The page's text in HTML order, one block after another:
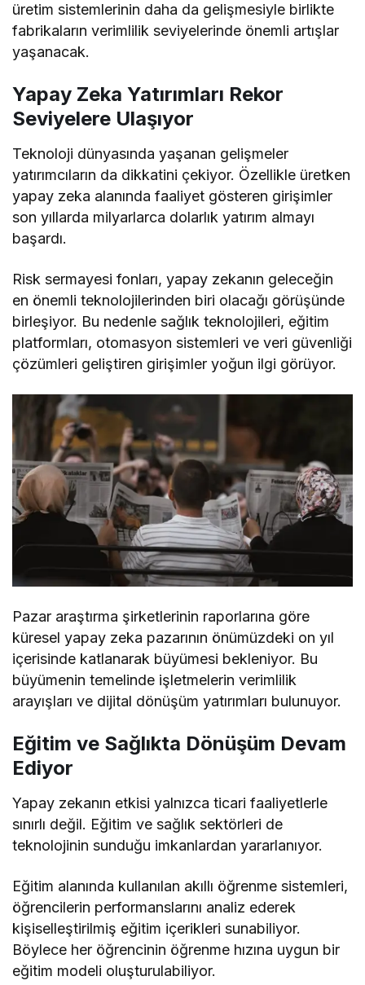
üretim sistemlerinin daha da gelişmesiyle birlikte
fabrikaların verimlilik seviyelerinde önemli artışlar
yaşanacak.
Yapay Zeka Yatırımları Rekor
Seviyelere Ulaşıyor
Teknoloji dünyasında yaşanan gelişmeler
yatırımcıların da dikkatini çekiyor. Özellikle üretken
yapay zeka alanında faaliyet gösteren girişimler
son yıllarda milyarlarca dolarlık yatırım almayı
başardı.
Risk sermayesi fonları, yapay zekanın geleceğin
en önemli teknolojilerinden biri olacağı görüşünde
birleşiyor. Bu nedenle sağlık teknolojileri, eğitim
platformları, otomasyon sistemleri ve veri güvenliği
çözümleri geliştiren girişimler yoğun ilgi görüyor.
Pazar araştırma şirketlerinin raporlarına göre
küresel yapay zeka pazarının önümüzdeki on yıl
içerisinde katlanarak büyümesi bekleniyor. Bu
büyümenin temelinde işletmelerin verimlilik
arayışları ve dijital dönüşüm yatırımları bulunuyor.
Eğitim ve Sağlıkta Dönüşüm Devam
Ediyor
Yapay zekanın etkisi yalnızca ticari faaliyetlerle
sınırlı değil. Eğitim ve sağlık sektörleri de
teknolojinin sunduğu imkanlardan yararlanıyor.
Eğitim alanında kullanılan akıllı öğrenme sistemleri,
öğrencilerin performanslarını analiz ederek
kişiselleştirilmiş eğitim içerikleri sunabiliyor.
Böylece her öğrencinin öğrenme hızına uygun bir
eğitim modeli oluşturulabiliyor.